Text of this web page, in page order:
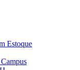
Estoque